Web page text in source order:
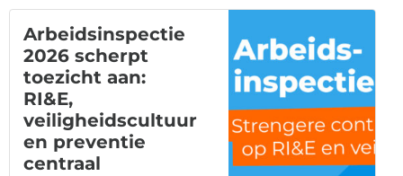
Arbeidsinspectie
2026 scherpt
toezicht aan:
RI&E,
veiligheidscultuur
en preventie
centraal